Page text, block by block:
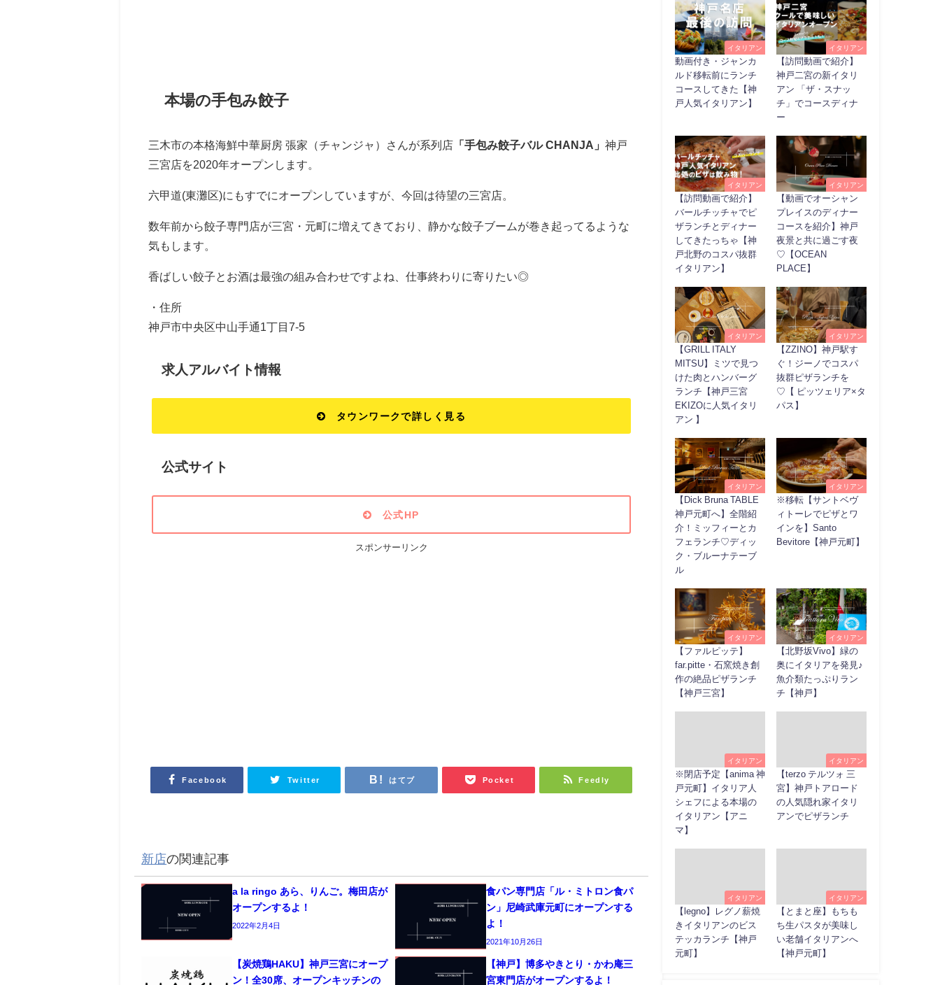
本場の手包み餃子
三木市の本格海鮮中華厨房 張家（チャンジャ）さんが系列店 「手包み餃子バル CHANJA」神戸
三宮店を2020年オープンします。
六甲道(東灘区)にもすでにオープンしていますが、今回は待望の三宮店。
数年前から餃子専門店が三宮・元町に増えてきており、静かな餃子ブームが巻き起ってるような
気もします。
香ばしい餃子とお酒は最強の組み合わせですよね、仕事終わりに寄りたい◎
・住所
神戸市中央区中山手通1丁目7-5
求人アルバイト情報
タウンワークで詳しく見る
公式サイト
公式HP
スポンサーリンク
Facebook Twitter はてブ Pocket Feedly
新店の関連記事
a la ringo あら、りんご。梅田店が
オープンするよ！
2022年2月4日
食パン専門店「ル・ミトロン食パ
ン」尼崎武庫元町にオープンする
よ！
2021年10月26日
【炭焼鶏HAKU】神戸三宮にオープ
ン！全30席、オープンキッチンの
【神戸】博多やきとり・かわ庵三
宮東門店がオープンするよ！
イタリアン
動画付き・ジャンカ
ルド移転前にランチ
コースしてきた【神
戸人気イタリアン】
イタリアン
【訪問動画で紹介】
神戸二宮の新イタリ
アン 「ザ・スナッ
チ」でコースディナ
ー
イタリアン
【訪問動画で紹介】
バールチッチャでピ
ザランチとディナー
してきたっちゃ【神
戸北野のコスパ抜群
イタリアン】
イタリアン
【動画でオーシャン
プレイスのディナー
コースを紹介】神戸
夜景と共に過ごす夜
♡【OCEAN
PLACE】
イタリアン
【GRILL ITALY
MITSU】ミツで見つ
けた肉とハンバーグ
ランチ【神戸三宮
EKIZOに人気イタリ
アン 】
イタリアン
【ZZINO】神戸駅す
ぐ！ジーノでコスパ
抜群ピザランチを
♡【 ピッツェリア×タ
パス】
イタリアン
【Dick Bruna TABLE
神戸元町へ】全階紹
介！ミッフィーとカ
フェランチ♡ディッ
ク・ブルーナテーブ
ル
イタリアン
※移転【サントベヴ
ィトーレでピザとワ
インを】Santo
Bevitore【神戸元町】
イタリアン
【ファルピッテ】
far.pitte・石窯焼き創
作の絶品ピザランチ
【神戸三宮】
イタリアン
【北野坂Vivo】緑の
奥にイタリアを発見♪
魚介類たっぷりラン
チ【神戸】
イタリアン
※閉店予定【anima 神
戸元町】イタリア人
シェフによる本場の
イタリアン【アニ
マ】
イタリアン
【terzo テルツォ 三
宮】神戸トアロード
の人気隠れ家イタリ
アンでピザランチ
イタリアン
【legno】レグノ薪焼
きイタリアンのビス
テッカランチ【神戸
元町】
イタリアン
【とまと座】もちも
ち生パスタが美味し
い老舗イタリアンへ
【神戸元町】